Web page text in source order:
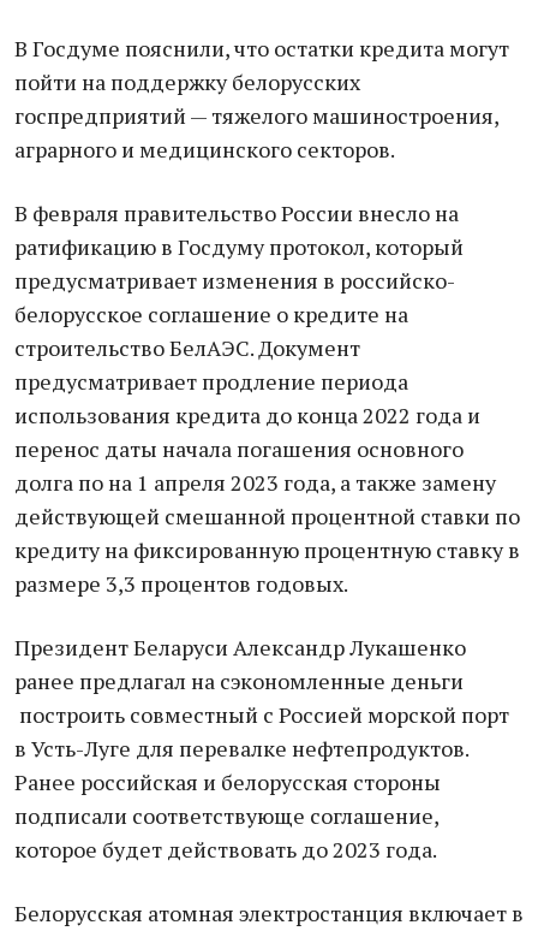
В Госдуме пояснили, что остатки кредита могут
пойти на поддержку белорусских
госпредприятий — тяжелого машиностроения,
аграрного и медицинского секторов.
В февраля правительство России внесло на
ратификацию в Госдуму протокол, который
предусматривает изменения в российско-
белорусское соглашение о кредите на
строительство БелАЭС. Документ
предусматривает продление периода
использования кредита до конца 2022 года и
перенос даты начала погашения основного
долга по на 1 апреля 2023 года, а также замену
действующей смешанной процентной ставки по
кредиту на фиксированную процентную ставку в
размере 3,3 процентов годовых.
Президент Беларуси Александр Лукашенко
ранее предлагал на сэкономленные деньги
построить совместный с Россией морской порт
в Усть-Луге для перевалке нефтепродуктов.
Ранее российская и белорусская стороны
подписали соответствующе соглашение,
которое будет действовать до 2023 года.
Белорусская атомная электростанция включает в